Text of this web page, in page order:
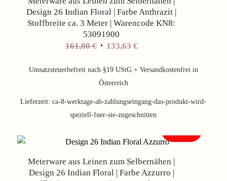
Design 26 Indian Floral | Farbe Anthrazit |
Stoffbreite ca. 3 Meter | Warencode KN8:
53091900
161,00€ Ursprünglicher
war:
161,00 €
133,63 €Aktueller
ist:
Umsatzsteuerbefreit nach §19 UStG + Versandkostenfrei in
Österreich
Lieferzeit:ca-8-werktage-ab-zahlungseingang-das-produkt-wird-
speziell-fuer-sie-zugeschnitten
Meterware aus Leinen zum Selbernähen |
Design 26 Indian Floral | Farbe Azzurro |